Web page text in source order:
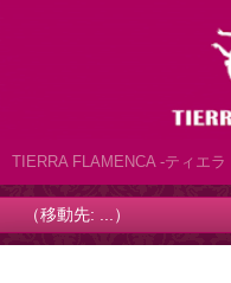
TIERRA FLAMENCA -ティエ